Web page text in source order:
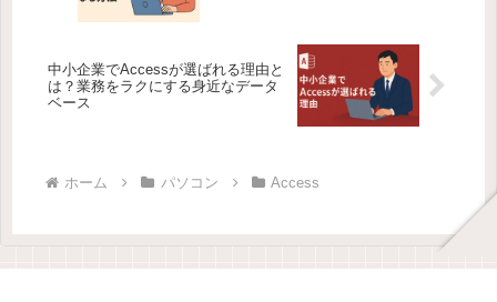
中小企業でAccessが選ばれる理由と
は？業務をラクにする身近なデータ
ベース
ホーム パソコン Access